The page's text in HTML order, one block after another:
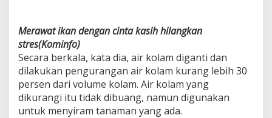
Merawat ikan dengan cinta kasih hilangkan
stres(Kominfo)
Secara berkala, kata dia, air kolam diganti dan
dilakukan pengurangan air kolam kurang lebih 30
persen dari volume kolam. Air kolam yang
dikurangi itu tidak dibuang, namun digunakan
untuk menyiram tanaman yang ada.